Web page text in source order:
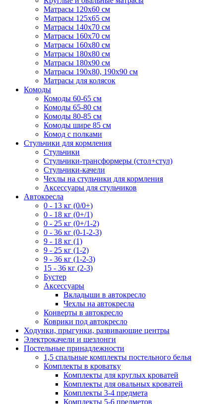
Матрасы 120х60 см
Матрасы 125х65 см
Матрасы 140х70 см
Матрасы 160х70 см
Матрасы 160х80 см
Матрасы 180х80 см
Матрасы 180х90 см
Матрасы 190х80, 190х90 см
Матрасы для колясок
Комоды
Комоды 60-65 см
Комоды 65-80 см
Комоды 80-85 см
Комоды шире 85 см
Комод с полками
Стульчики для кормления
Стульчики
Стульчики-трансформеры (стол+стул)
Стульчики-качели
Чехлы на стульчики для кормления
Аксессуары для стульчиков
Автокресла
0 - 13 кг (0/0+)
0 - 18 кг (0+/1)
0 - 25 кг (0+/1-2)
0 - 36 кг (0-1-2-3)
9 - 18 кг (1)
9 - 25 кг (1-2)
9 - 36 кг (1-2-3)
15 - 36 кг (2-3)
Бустер
Аксессуары
Вкладыши в автокресло
Чехлы на автокресла
Конверты в автокресло
Коврики под автокресло
Ходунки, прыгунки, развивающие центры
Электрокачели и шезлонги
Постельные принадлежности
1,5 спальные комплекты постельного белья
Комплекты в кроватку
Комплекты для круглых кроватей
Комплекты для овальных кроватей
Комплекты 3-4 предмета
Комплекты 5-6 предметов